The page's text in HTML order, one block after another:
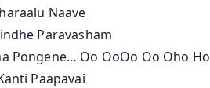
Naave
Paravasham
Pongene… Oo OoOo Oo Oho Ho
Paapavai